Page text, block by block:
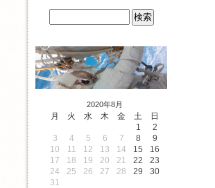
2020年8月
月 火 水 木 金 土
日
1
2
3
4 5 6 7 8
9
10
11 12 13 14 15
16
17
18 19 20 21 22
23
24
25 26 27 28 29
30
31